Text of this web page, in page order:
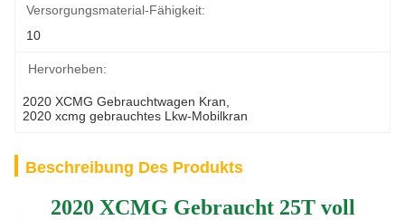
Versorgungsmaterial-Fähigkeit:
10
Hervorheben:
2020 XCMG Gebrauchtwagen Kran
2020 xcmg gebrauchtes Lkw-Mobilkran
Beschreibung Des Produkts
2020 XCMG Gebraucht 25T voll